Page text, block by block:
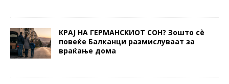
КРАЈ НА ГЕРМАНСКИОТ СОН? Зошто сè
повеќе Балканци размислуваат за
враќање дома